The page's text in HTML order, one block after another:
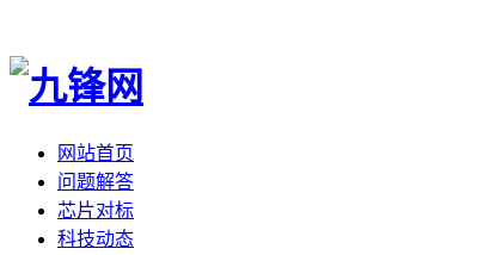
网站首页
问题解答
芯片对标
科技动态